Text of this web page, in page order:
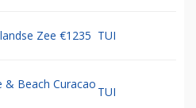
Zee €1235 TUI
& Beach Curacao
TUI